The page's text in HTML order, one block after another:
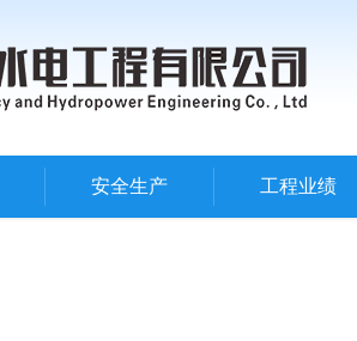
安全生产 工程业绩